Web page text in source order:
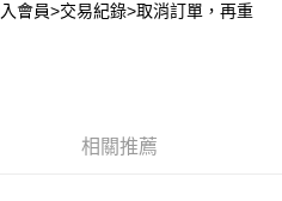
會員>交易紀錄>取消訂單，再重
相關推薦